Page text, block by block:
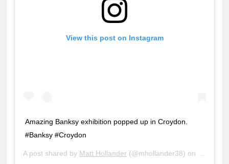
View this post on Instagram
Amazing Banksy exhibition popped up in Croydon.
#Banksy #Croydon
A post shared by Matt Hollander (@mhollander38) on Oct 1,